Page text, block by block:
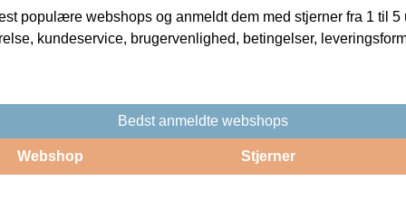
populære webshops og anmeldt dem med stjerner fra 1 til 5
kundeservice, brugervenlighed, betingelser,
Bedst anmeldte webshops
Webshop Stjerner